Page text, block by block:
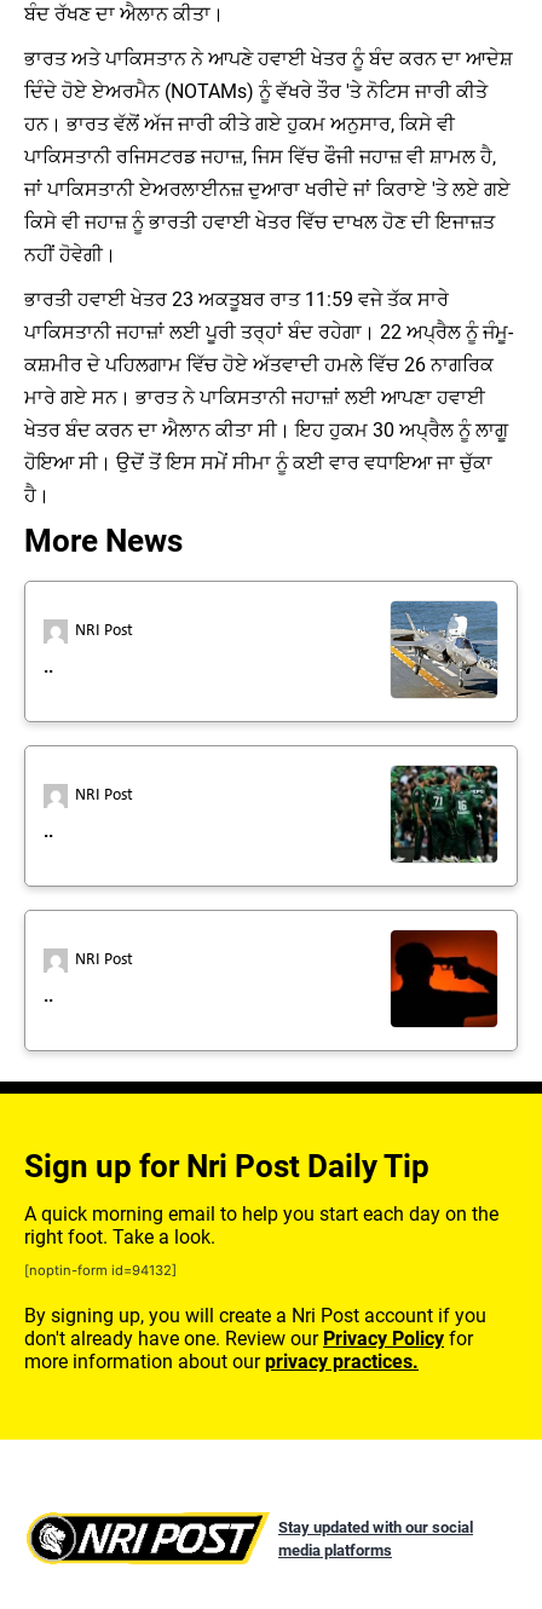
ਬੰਦ ਰੱਖਣ ਦਾ ਐਲਾਨ ਕੀਤਾ।
ਭਾਰਤ ਅਤੇ ਪਾਕਿਸਤਾਨ ਨੇ ਆਪਣੇ ਹਵਾਈ ਖੇਤਰ ਨੂੰ ਬੰਦ ਕਰਨ ਦਾ ਆਦੇਸ਼
ਦਿੰਦੇ ਹੋਏ ਏਅਰਮੈਨ (NOTAMs) ਨੂੰ ਵੱਖਰੇ ਤੌਰ 'ਤੇ ਨੋਟਿਸ ਜਾਰੀ ਕੀਤੇ
ਹਨ। ਭਾਰਤ ਵੱਲੋਂ ਅੱਜ ਜਾਰੀ ਕੀਤੇ ਗਏ ਹੁਕਮ ਅਨੁਸਾਰ, ਕਿਸੇ ਵੀ
ਪਾਕਿਸਤਾਨੀ ਰਜਿਸਟਰਡ ਜਹਾਜ਼, ਜਿਸ ਵਿੱਚ ਫੌਜੀ ਜਹਾਜ਼ ਵੀ ਸ਼ਾਮਲ ਹੈ,
ਜਾਂ ਪਾਕਿਸਤਾਨੀ ਏਅਰਲਾਈਨਜ਼ ਦੁਆਰਾ ਖਰੀਦੇ ਜਾਂ ਕਿਰਾਏ 'ਤੇ ਲਏ ਗਏ
ਕਿਸੇ ਵੀ ਜਹਾਜ਼ ਨੂੰ ਭਾਰਤੀ ਹਵਾਈ ਖੇਤਰ ਵਿੱਚ ਦਾਖਲ ਹੋਣ ਦੀ ਇਜਾਜ਼ਤ
ਨਹੀਂ ਹੋਵੇਗੀ।
ਭਾਰਤੀ ਹਵਾਈ ਖੇਤਰ 23 ਅਕਤੂਬਰ ਰਾਤ 11:59 ਵਜੇ ਤੱਕ ਸਾਰੇ
ਪਾਕਿਸਤਾਨੀ ਜਹਾਜ਼ਾਂ ਲਈ ਪੂਰੀ ਤਰ੍ਹਾਂ ਬੰਦ ਰਹੇਗਾ। 22 ਅਪ੍ਰੈਲ ਨੂੰ ਜੰਮੂ-
ਕਸ਼ਮੀਰ ਦੇ ਪਹਿਲਗਾਮ ਵਿੱਚ ਹੋਏ ਅੱਤਵਾਦੀ ਹਮਲੇ ਵਿੱਚ 26 ਨਾਗਰਿਕ
ਮਾਰੇ ਗਏ ਸਨ। ਭਾਰਤ ਨੇ ਪਾਕਿਸਤਾਨੀ ਜਹਾਜ਼ਾਂ ਲਈ ਆਪਣਾ ਹਵਾਈ
ਖੇਤਰ ਬੰਦ ਕਰਨ ਦਾ ਐਲਾਨ ਕੀਤਾ ਸੀ। ਇਹ ਹੁਕਮ 30 ਅਪ੍ਰੈਲ ਨੂੰ ਲਾਗੂ
ਹੋਇਆ ਸੀ। ਉਦੋਂ ਤੋਂ ਇਸ ਸਮੇਂ ਸੀਮਾ ਨੂੰ ਕਈ ਵਾਰ ਵਧਾਇਆ ਜਾ ਚੁੱਕਾ
ਹੈ।
More News
NRI Post
..
NRI Post
..
NRI Post
..
Sign up for Nri Post Daily Tip
A quick morning email to help you start each day on the
right foot. Take a look.
[noptin-form id=94132]
By signing up, you will create a Nri Post account if you
don't already have one. Review our Privacy Policy for
more information about ourprivacy practices.
Stay updated with our social
media platforms